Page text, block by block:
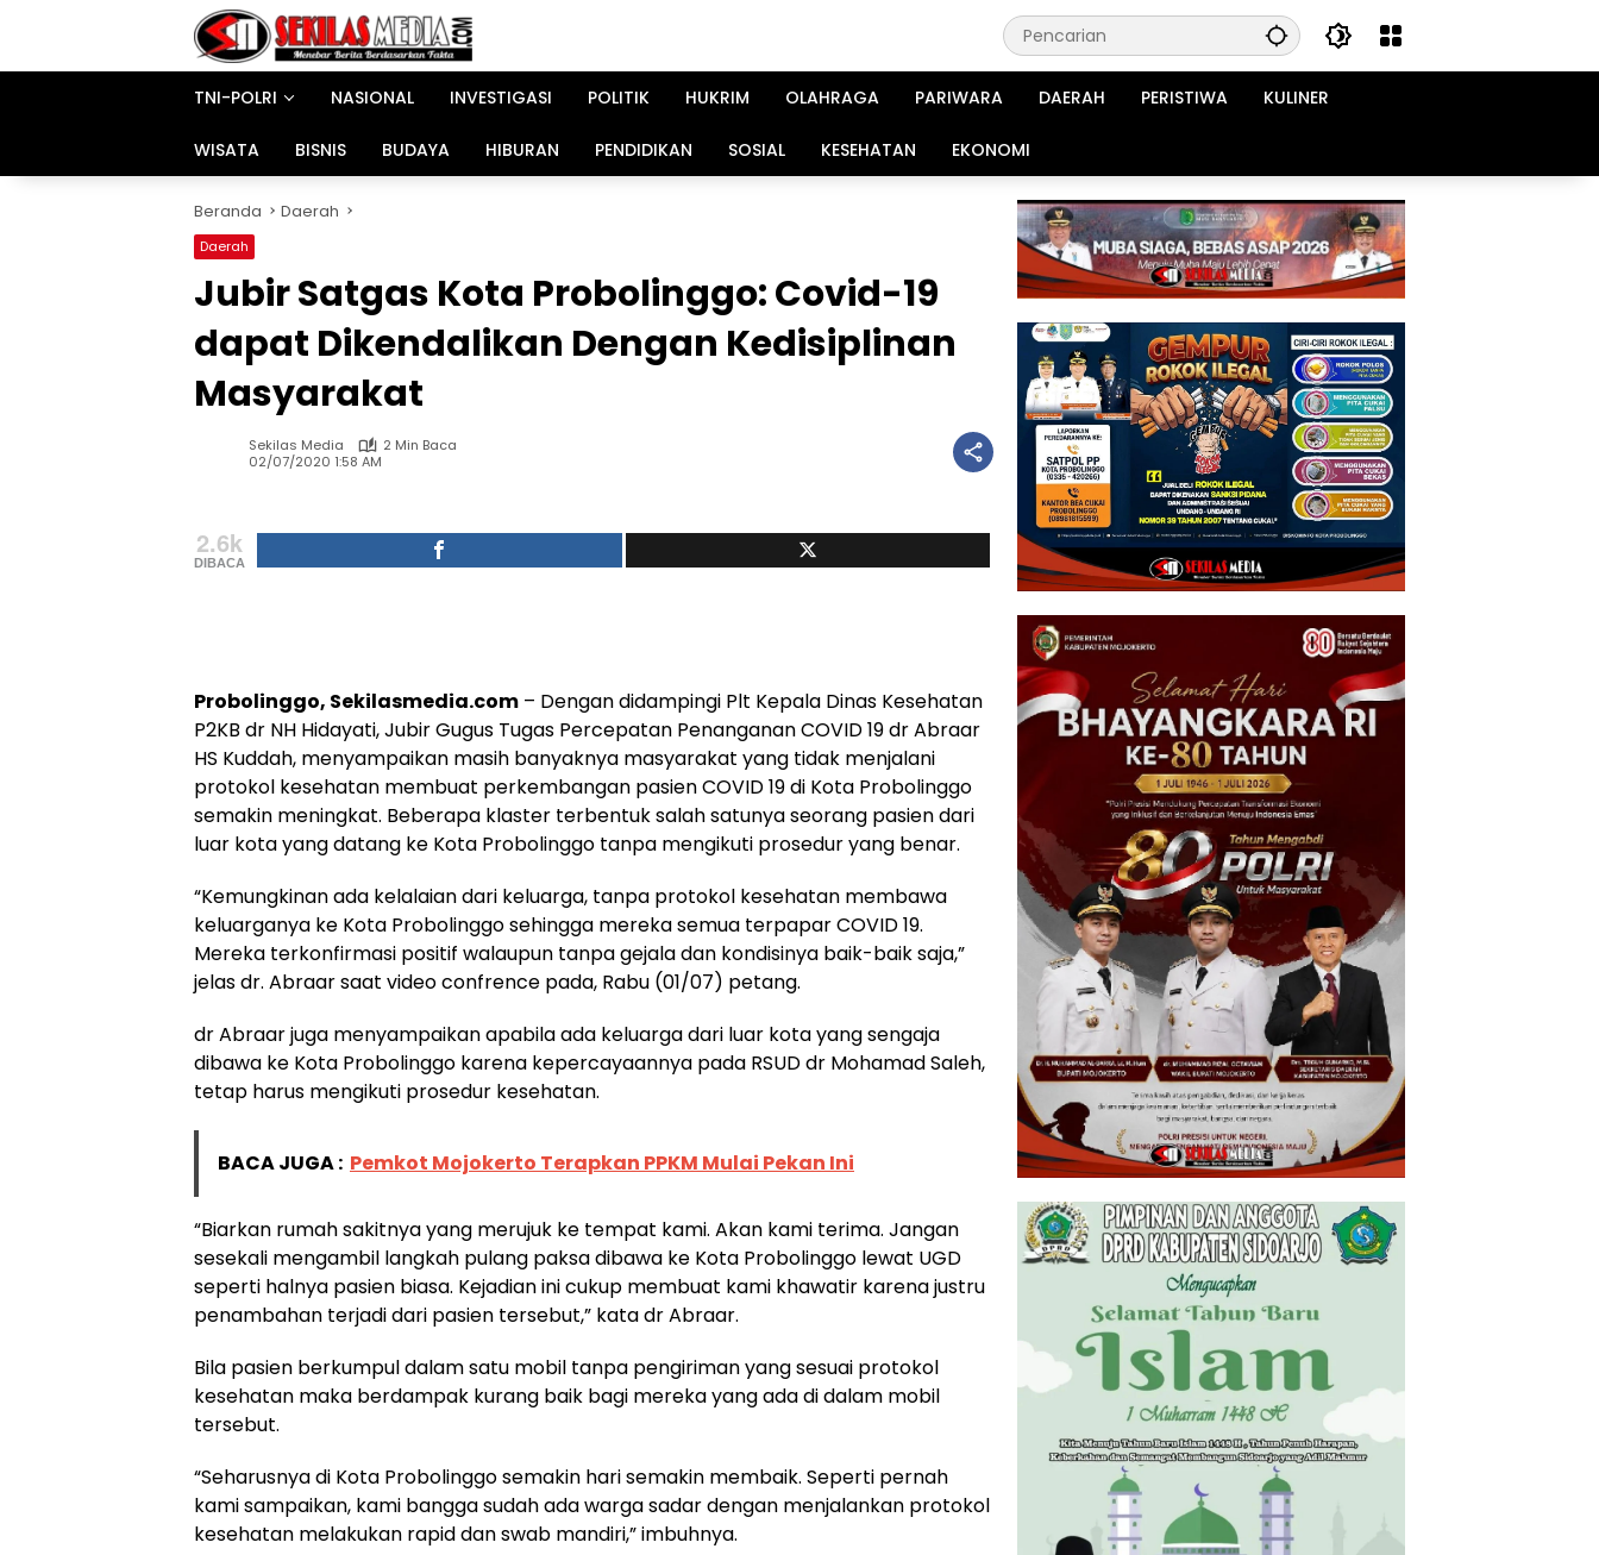
TNI-POLRI
NASIONAL INVESTIGASI POLITIK HUKRIM OLAHRAGA PARIWARA DAERAH PERISTIWA KULINER
WISATA BISNIS BUDAYA HIBURAN PENDIDIKAN SOSIAL KESEHATAN EKONOMI
Beranda Daerah
Daerah
Jubir Satgas Kota Probolinggo: Covid-19
dapat Dikendalikan Dengan Kedisiplinan
Masyarakat
Sekilas Media
2 Min Baca
02/07/2020 1:58 AM
2.6k
DIBACA
Probolinggo, Sekilasmedia.com – Dengan didampingi Plt Kepala Dinas Kesehatan
P2KB dr NH Hidayati, Jubir Gugus Tugas Percepatan Penanganan COVID 19 dr Abraar
HS Kuddah, menyampaikan masih banyaknya masyarakat yang tidak menjalani
protokol kesehatan membuat perkembangan pasien COVID 19 di Kota Probolinggo
semakin meningkat. Beberapa klaster terbentuk salah satunya seorang pasien dari
luar kota yang datang ke Kota Probolinggo tanpa mengikuti prosedur yang benar.
“Kemungkinan ada kelalaian dari keluarga, tanpa protokol kesehatan membawa
keluarganya ke Kota Probolinggo sehingga mereka semua terpapar COVID 19.
Mereka terkonfirmasi positif walaupun tanpa gejala dan kondisinya baik-baik saja,”
jelas dr. Abraar saat video confrence pada, Rabu (01/07) petang.
dr Abraar juga menyampaikan apabila ada keluarga dari luar kota yang sengaja
dibawa ke Kota Probolinggo karena kepercayaannya pada RSUD dr Mohamad Saleh,
tetap harus mengikuti prosedur kesehatan.
BACA JUGA : Pemkot Mojokerto Terapkan PPKM Mulai Pekan Ini
“Biarkan rumah sakitnya yang merujuk ke tempat kami. Akan kami terima. Jangan
sesekali mengambil langkah pulang paksa dibawa ke Kota Probolinggo lewat UGD
seperti halnya pasien biasa. Kejadian ini cukup membuat kami khawatir karena justru
penambahan terjadi dari pasien tersebut,” kata dr Abraar.
Bila pasien berkumpul dalam satu mobil tanpa pengiriman yang sesuai protokol
kesehatan maka berdampak kurang baik bagi mereka yang ada di dalam mobil
tersebut.
“Seharusnya di Kota Probolinggo semakin hari semakin membaik. Seperti pernah
kami sampaikan, kami bangga sudah ada warga sadar dengan menjalankan protokol
kesehatan melakukan rapid dan swab mandiri,” imbuhnya.